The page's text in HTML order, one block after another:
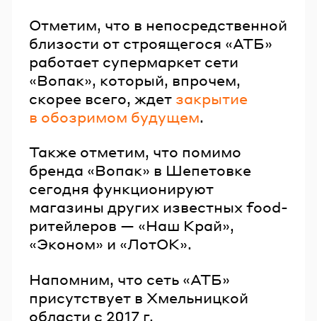
Отметим, что в непосредственной
близости от строящегося «АТБ»
работает супермаркет сети
«Вопак», который, впрочем,
скорее всего, ждет закрытие
в обозримом будущем.
Также отметим, что помимо
бренда «Вопак» в Шепетовке
сегодня функционируют
магазины других известных food-
ритейлеров — «Наш Край»,
«Эконом» и «ЛотОК».
Напомним, что сеть «АТБ»
присутствует в Хмельницкой
области с 2017 г.